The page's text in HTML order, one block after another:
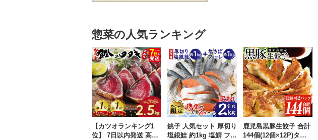
惣菜の人気ランキング
【カツオランキング1
位】 7日以内発送 高評
銚子 人気セット 厚切り
塩銀鮭 約1kg 塩鯖 フィ
鹿児島黒豚生餃子 合計
144個(12個×12P)タレ